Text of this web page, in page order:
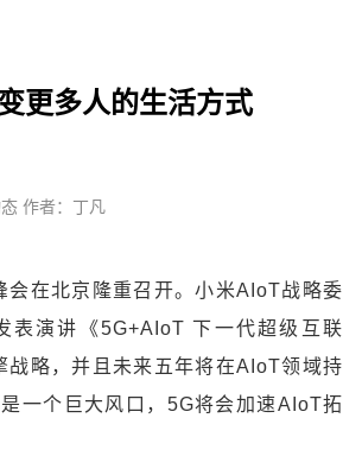
更多人的生活方式
作者：丁凡
在北京隆重召开。小米AIoT战略委
表演讲《5G+AIoT 下一代超级互联
战略，并且未来五年将在AIoT领域持
一个巨大风口，5G将会加速AIoT拓